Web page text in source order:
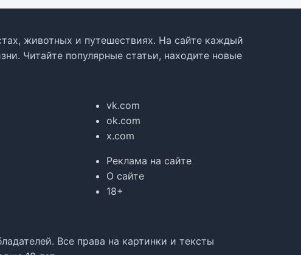
животных и путешествиях. На сайте каждый
Читайте популярные статьи, находите новые
vk.com
ok.com
x.com
Реклама на сайте
О сайте
18+
Все права на картинки и тексты